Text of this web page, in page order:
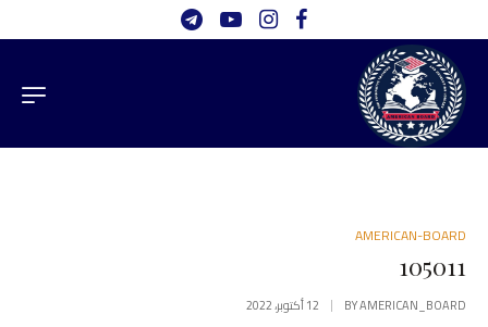
AMERICAN-BOARD
105011
BYAMERICAN_BOARD 12 أكتوبر، 2022